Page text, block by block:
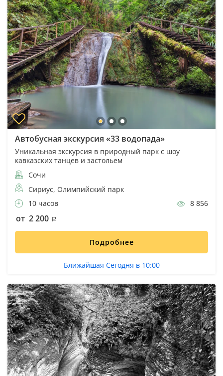
Автобусная экскурсия «33 водопада»
Уникальная экскурсия в природный парк с шоу
кавказских танцев и застольем
Сочи
Сириус, Олимпийский парк
10 часов
8 856
от 2 200
Подробнее
Ближайшая Сегодня в 10:00